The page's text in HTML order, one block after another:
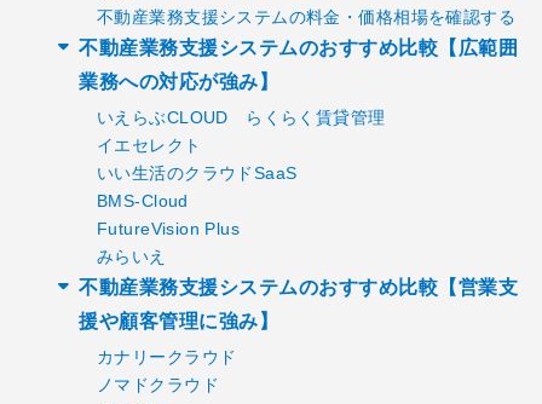
不動産業務支援システムの料金・価格相場を確認する
不動産業務支援システムのおすすめ比較【広範囲
業務への対応が強み】
いえらぶCLOUD らくらく賃貸管理
イエセレクト
いい生活のクラウドSaaS
BMS-Cloud
FutureVision Plus
みらいえ
不動産業務支援システムのおすすめ比較【営業支
援や顧客管理に強み】
カナリークラウド
ノマドクラウド